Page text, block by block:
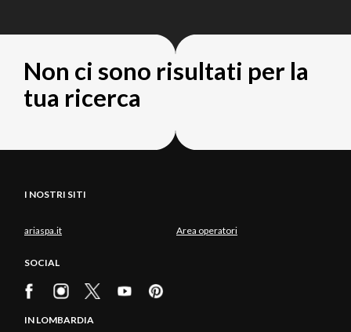
Non ci sono risultati per la
tua ricerca
I NOSTRI SITI
ariaspa.it Area operatori
SOCIAL
IN LOMBARDIA